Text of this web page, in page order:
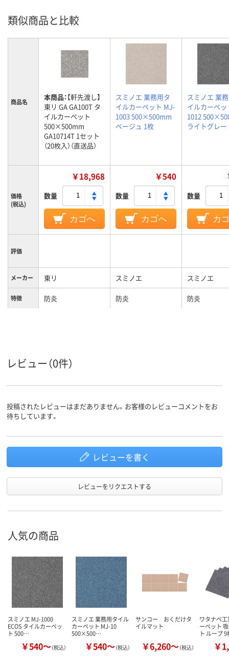
類似商品と比較
商品名 本商品：【軒先渡し】
東リ GA GA100T タ
イルカーペット
500×500mm
GA10714T 1セット
（20枚入）（直送品）
スミノエ 業務用タ
イルカーペット MJ-
1003 500×500mm
ベージュ 1枚
スミノエ 業
イルカーペ
1012
ライトグレー
価格
(税込)
￥18,968
数量
カゴへ
￥540
数量
カゴへ
数量
カ
評価
メーカー 東リ スミノエ スミノエ
特徴 防炎 防炎 防炎
レビュー（0件）
投稿されたレビューはまだありません。お客様のレビューコメントをお
待ちしています。
レビューを書く
レビューをリクエストする
人気の商品
スミノエ MJ-1000
ECOS タイルカーペッ
ト 500…
￥540～（税込）
スミノエ 業務用タイル
カーペット MJ-10
500×500…
￥540～（税込）
サンコー おくだけタ
イルマット
￥6,260～（税込）
ワタナベ
ーペット
ト ループ
￥